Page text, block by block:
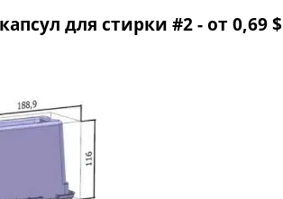
для стирки #2 - от 0,69 $